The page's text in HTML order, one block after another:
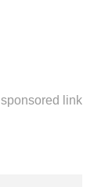
sponsored link